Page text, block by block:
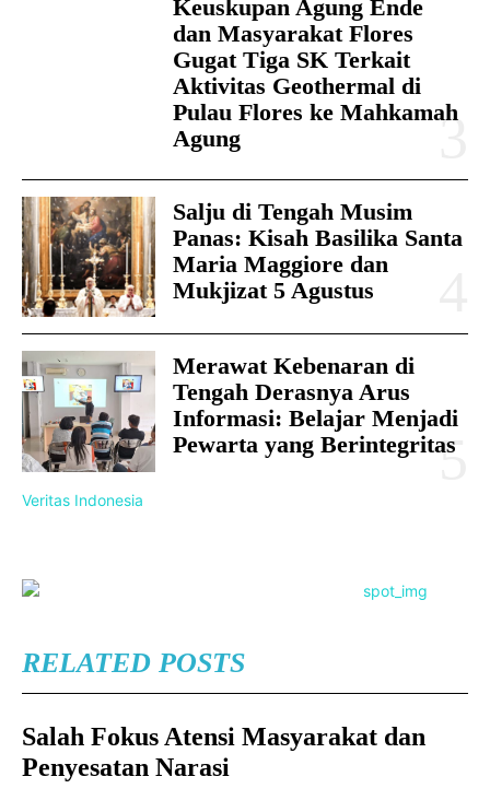
Keuskupan Agung Ende
dan Masyarakat Flores
Gugat Tiga SK Terkait
Aktivitas Geothermal di
Pulau Flores ke Mahkamah
Agung
Salju di Tengah Musim
Panas: Kisah Basilika Santa
Maria Maggiore dan
Mukjizat 5 Agustus
Merawat Kebenaran di
Tengah Derasnya Arus
Informasi: Belajar Menjadi
Pewarta yang Berintegritas
Veritas Indonesia
RELATED POSTS
Salah Fokus Atensi Masyarakat dan
Penyesatan Narasi